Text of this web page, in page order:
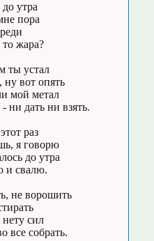
утра
пора
жара?
ты устал
ну вот опять
мой метал
ни дать ни взять.
раз
я говорю
до утра
и свалю.
не ворошить
сил
все собрать.